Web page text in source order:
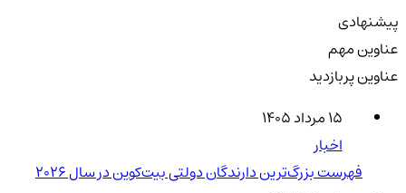
پیشنهادی
عناوین مهم
عناوین پربازدید
۱۵ مرداد ۱۴۰۵
اخبار
فهرست بزرگ‌ترین دارندگان دولتی بیت‌کوین در سال 2026